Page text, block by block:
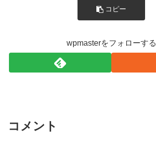
コピー
wpmasterをフォローする
コメント